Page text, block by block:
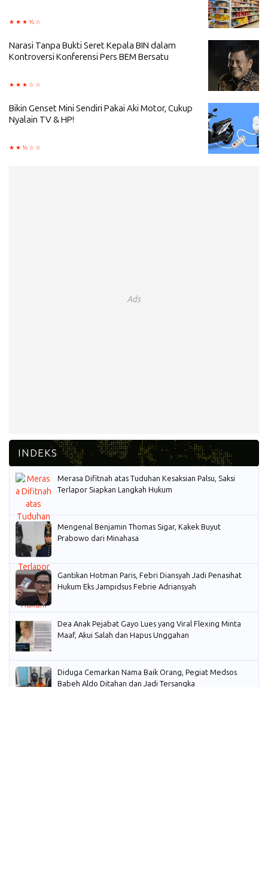
Narasi Tanpa Bukti Seret Kepala BIN dalam
Kontroversi Konferensi Pers BEM Bersatu
Bikin Genset Mini Sendiri Pakai Aki Motor, Cukup
Nyalain TV & HP!
Ads
Merasa Difitnah atas Tuduhan Kesaksian Palsu, Saksi
Terlapor Siapkan Langkah Hukum
Mengenal Benjamin Thomas Sigar, Kakek Buyut
Prabowo dari Minahasa
Gantikan Hotman Paris, Febri Diansyah Jadi Penasihat
Hukum Eks Jampidsus Febrie Adriansyah
Dea Anak Pejabat Gayo Lues yang Viral Flexing Minta
Maaf, Akui Salah dan Hapus Unggahan
Diduga Cemarkan Nama Baik Orang, Pegiat Medsos
Babeh Aldo Ditahan dan Jadi Tersangka